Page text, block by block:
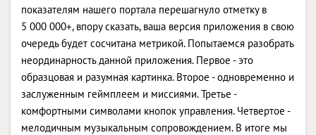
показателям нашего портала перешагнуло отметку в
5 000 000+, впору сказать, ваша версия приложения в свою
очередь будет сосчитана метрикой. Попытаемся разобрать
неординарность данной приложения. Первое - это
образцовая и разумная картинка. Второе - одновременно и
заслуженным геймплеем и миссиями. Третье -
комфортными символами кнопок управления. Четвертое -
мелодичным музыкальным сопровождением. В итоге мы